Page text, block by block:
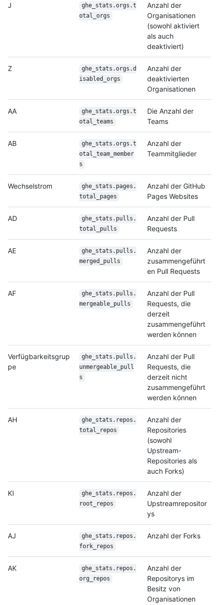
J
ghe_stats.orgs.t
otal_orgs
Anzahl der
Organisationen
(sowohl aktiviert
als auch
deaktiviert)
Z
ghe_stats.orgs.d
isabled_orgs
Anzahl der
deaktivierten
Organisationen
AA
ghe_stats.orgs.t
otal_teams
Die Anzahl der
Teams
AB
ghe_stats.orgs.t
otal_team_member
s
Anzahl der
Teammitglieder
Wechselstrom
ghe_stats.pages.
total_pages
Anzahl der GitHub
Pages Websites
AD
ghe_stats.pulls.
total_pulls
Anzahl der Pull
Requests
AE
ghe_stats.pulls.
merged_pulls
Anzahl der
zusammengeführt
en Pull Requests
AF
ghe_stats.pulls.
mergeable_pulls
Anzahl der Pull
Requests, die
derzeit
zusammengeführt
werden können
Verfügbarkeitsgrup
pe
ghe_stats.pulls.
unmergeable_pull
s
Anzahl der Pull
Requests, die
derzeit nicht
zusammengeführt
werden können
AH
ghe_stats.repos.
total_repos
Anzahl der
Repositories
(sowohl
Upstream-
Repositories als
auch Forks)
KI
ghe_stats.repos.
root_repos
Anzahl der
Upstreamrepositor
ys
AJ
ghe_stats.repos.
fork_repos
Anzahl der Forks
AK
ghe_stats.repos.
org_repos
Anzahl der
Repositorys im
Besitz von
Organisationen